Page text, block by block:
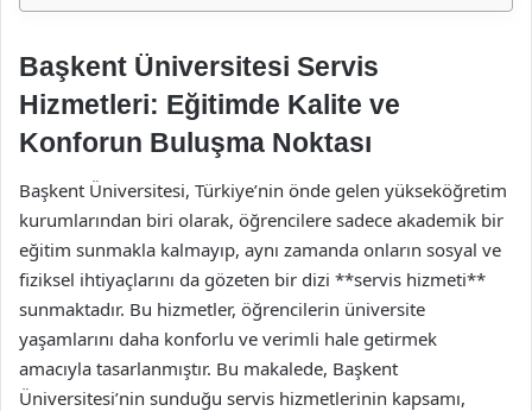
Başkent Üniversitesi Servis
Hizmetleri: Eğitimde Kalite ve
Konforun Buluşma Noktası
Başkent Üniversitesi, Türkiye’nin önde gelen yükseköğretim
kurumlarından biri olarak, öğrencilere sadece akademik bir
eğitim sunmakla kalmayıp, aynı zamanda onların sosyal ve
fiziksel ihtiyaçlarını da gözeten bir dizi **servis hizmeti**
sunmaktadır. Bu hizmetler, öğrencilerin üniversite
yaşamlarını daha konforlu ve verimli hale getirmek
amacıyla tasarlanmıştır. Bu makalede, Başkent
Üniversitesi’nin sunduğu servis hizmetlerinin kapsamı,